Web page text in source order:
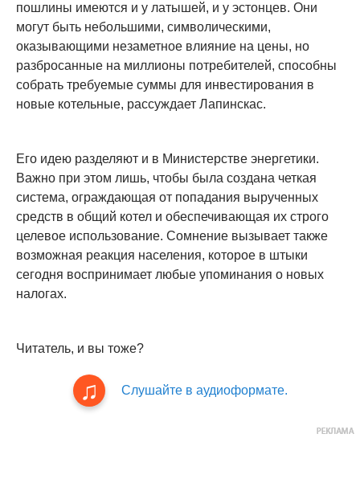
пошлины имеются и у латышей, и у эстонцев. Они
могут быть небольшими, символическими,
оказывающими незаметное влияние на цены, но
разбросанные на миллионы потребителей, способны
собрать требуемые суммы для инвестирования в
новые котельные, рассуждает Лапинскас.
Его идею разделяют и в Министерстве энергетики.
Важно при этом лишь, чтобы была создана четкая
система, ограждающая от попадания вырученных
средств в общий котел и обеспечивающая их строго
целевое использование. Сомнение вызывает также
возможная реакция населения, которое в штыки
сегодня воспринимает любые упоминания о новых
налогах.
Читатель, и вы тоже?
Слушайте в аудиоформате.